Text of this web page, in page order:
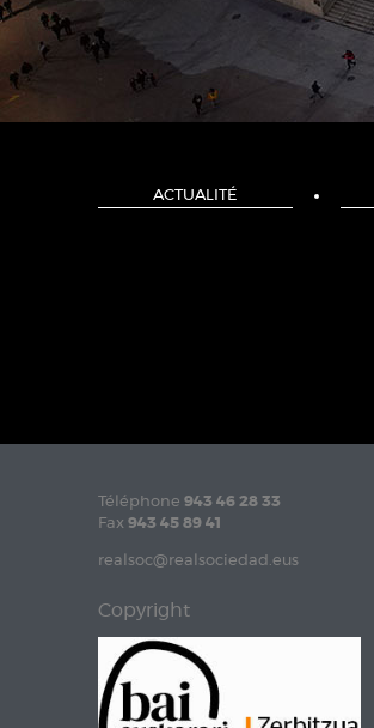
ACTUALITÉ
Téléphone 943 46 28 33
Fax 943 45 89 41
realsoc@realsociedad.eus
Copyright